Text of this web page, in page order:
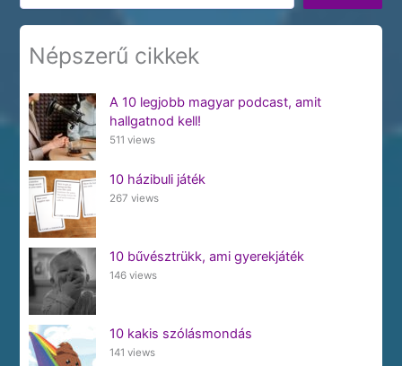
Népszerű cikkek
A 10 legjobb magyar podcast, amit
hallgatnod kell!
511 views
10 házibuli játék
267 views
10 bűvésztrükk, ami gyerekjáték
146 views
10 kakis szólásmondás
141 views